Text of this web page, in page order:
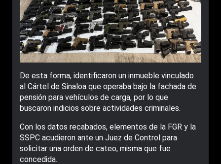
De esta forma, identificaron un inmueble vinculado
al Cártel de Sinaloa que operaba bajo la fachada de
pensión para vehículos de carga, por lo que
buscaron indicios sobre actividades criminales.
Con los datos recabados, elementos de la FGR y la
SSPC acudieron ante un Juez de Control para
solicitar una orden de cateo, misma que fue
concedida.